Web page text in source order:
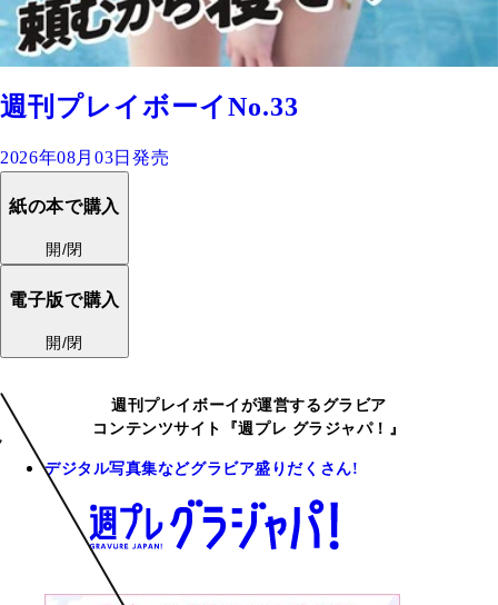
週刊プレイボーイNo.33
2026年08月03日発売
紙の本で購入
開/閉
電子版で購入
開/閉
週刊プレイボーイが運営するグラビア
コンテンツサイト『週プレ グラジャパ！』
デジタル写真集などグラビア盛りだくさん!